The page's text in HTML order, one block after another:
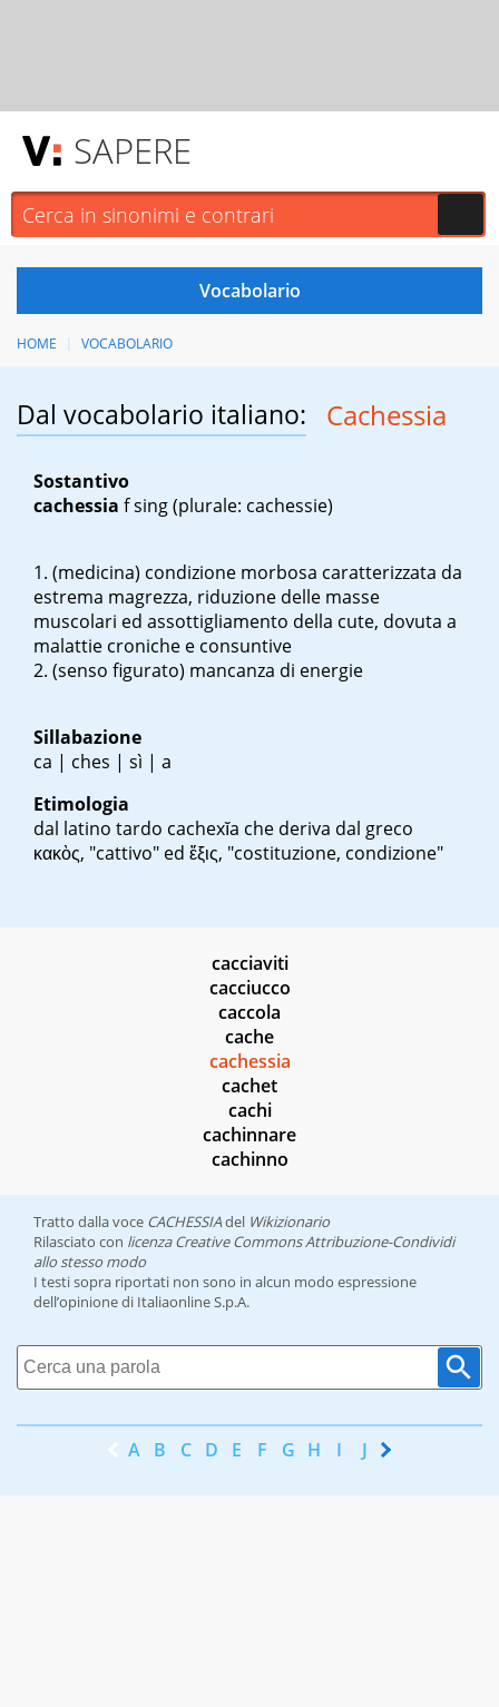
SAPERE
HOME VOCABOLARIO
Dal vocabolario italiano: Cachessia
Sostantivo
cachessia f sing(plurale: cachessie)
(medicina) condizione morbosa caratterizzata da
estrema magrezza, riduzione delle masse
muscolari ed assottigliamento della cute, dovuta a
malattie croniche e consuntive
(senso figurato) mancanza di energie
Sillabazione
ca | ches | sì | a
Etimologia
dal latino tardo cachexĭa che deriva dal greco
κακὸς, "cattivo" ed ἕξις, "costituzione, condizione"
cacciaviti
cacciucco
caccola
cache
cachessia
cachet
cachi
cachinnare
cachinno
Tratto dalla voce CACHESSIAdel Wikizionario
Rilasciato con licenza Creative Commons Attribuzione-Condividi
allo stesso modo
I testi sopra riportati non sono in alcun modo espressione
dell’opinione di Italiaonline S.p.A.
A B C D E F G H I J K